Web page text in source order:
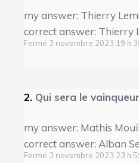
my answer: Thierry
correct answer: Thierry
Fermé 3 novembre 2023 19 h
2. Qui sera le
my answer: Mathis
correct answer: Alban
Fermé 3 novembre 2023 23 h